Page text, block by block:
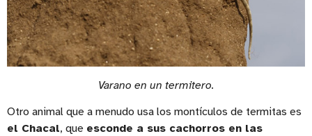
Varano en un termitero.
Otro animal que a menudo usa los montículos de termitas es
el Chacal, que esconde a sus cachorros en las